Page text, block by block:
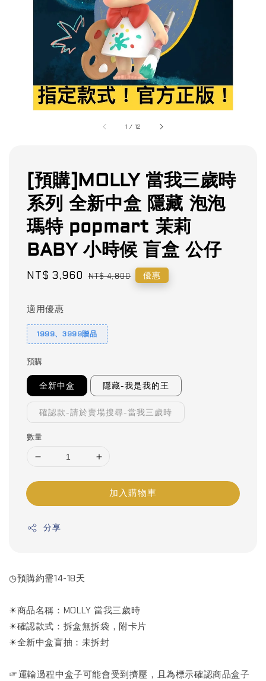
1 / 12
[預購]MOLLY 當我三歲時
系列 全新中盒 隱藏 泡泡
瑪特 popmart 茉莉
BABY 小時候 盲盒 公仔
Sale
NT$ 3,960 Regular
NT$ 4,800 優惠
適用優惠
1999、3999贈品
預購
全新中盒 隱藏-我是我的王
確認款-請於賣場搜尋-當我三歲時
數量
加入購物車
分享
◷預購約需14-18天
☀商品名稱：MOLLY 當我三歲時
☀確認款式：拆盒無拆袋，附卡片
☀全新中盒盲抽：未拆封
☞運輸過程中盒子可能會受到擠壓，且為標示確認商品盒子